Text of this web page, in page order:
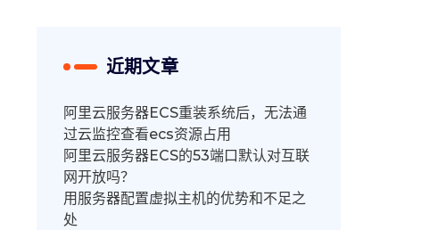
近期文章
阿里云服务器ECS重装系统后，无法通
过云监控查看ecs资源占用
阿里云服务器ECS的53端口默认对互联
网开放吗？
用服务器配置虚拟主机的优势和不足之
处